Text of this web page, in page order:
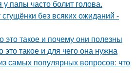
папы часто болит голова.
без всяких ожиданий -
это такое и почему они полезны
это такое и для чего она нужна
самых популярных вопросов: что